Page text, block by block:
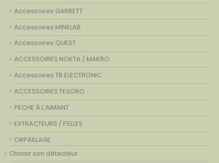
Accessoires GARRETT
Accessoires MINELAB
Accessoires QUEST
ACCESSOIRES NOKTA / MAKRO
Accessoires TB ELECTRONIC
ACCESSOIRES TESORO
PECHE À L’AIMANT
EXTRACTEURS / PELLES
ORPAILLAGE
Choisir son détecteur